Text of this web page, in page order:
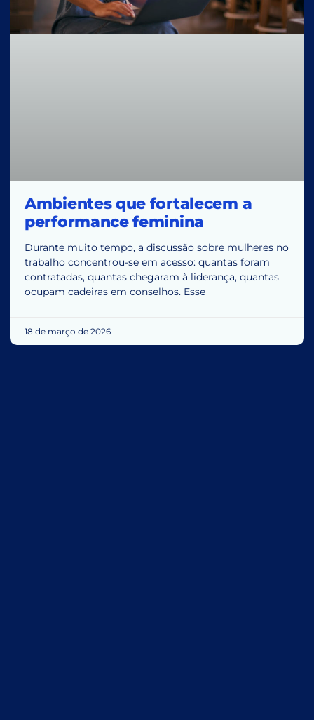
Ambientes que fortalecem a
performance feminina
Durante muito tempo, a discussão sobre mulheres no
trabalho concentrou-se em acesso: quantas foram
contratadas, quantas chegaram à liderança, quantas
ocupam cadeiras em conselhos. Esse
18 de março de 2026